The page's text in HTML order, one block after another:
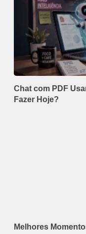
Chat com PDF
Fazer Hoje?
Melhores